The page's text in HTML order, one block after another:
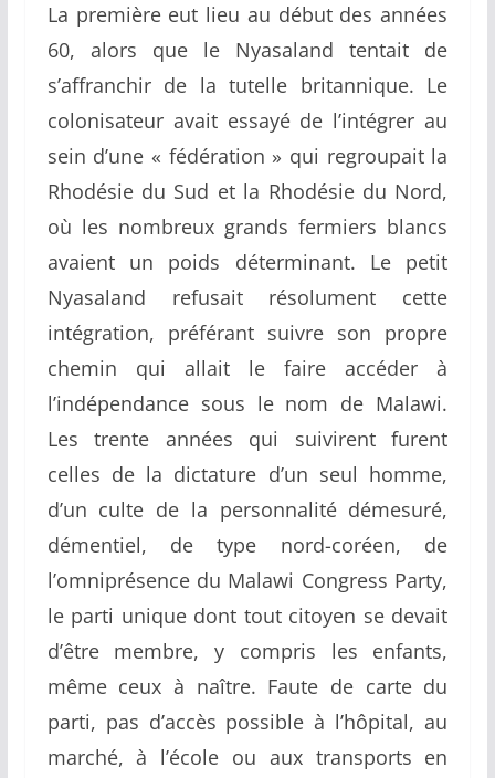
La première eut lieu au début des années
60, alors que le Nyasaland tentait de
s’affranchir de la tutelle britannique. Le
colonisateur avait essayé de l’intégrer au
sein d’une « fédération » qui regroupait la
Rhodésie du Sud et la Rhodésie du Nord,
où les nombreux grands fermiers blancs
avaient un poids déterminant. Le petit
Nyasaland refusait résolument cette
intégration, préférant suivre son propre
chemin qui allait le faire accéder à
l’indépendance sous le nom de Malawi.
Les trente années qui suivirent furent
celles de la dictature d’un seul homme,
d’un culte de la personnalité démesuré,
démentiel, de type nord-coréen, de
l’omniprésence du Malawi Congress Party,
le parti unique dont tout citoyen se devait
d’être membre, y compris les enfants,
même ceux à naître. Faute de carte du
parti, pas d’accès possible à l’hôpital, au
marché, à l’école ou aux transports en